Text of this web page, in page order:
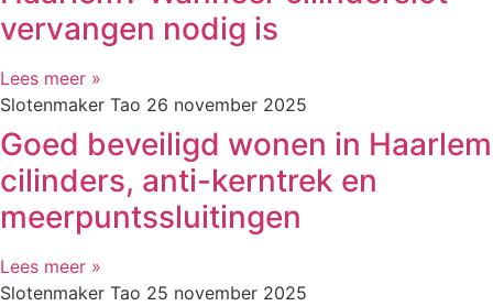
vervangen nodig is
Lees meer »
Slotenmaker Tao 26 november 2025
Goed beveiligd wonen in Haarlem
cilinders, anti-kerntrek en
meerpuntssluitingen
Lees meer »
Slotenmaker Tao 25 november 2025